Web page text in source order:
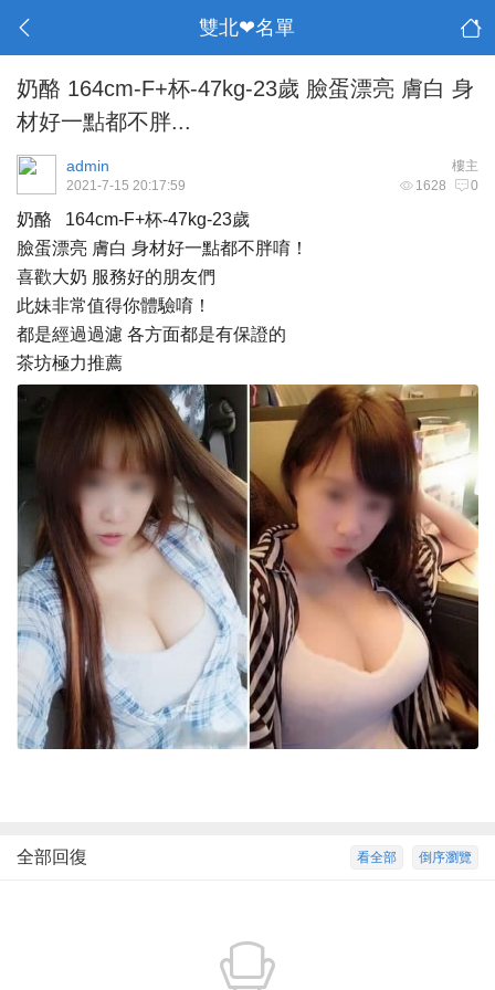
雙北❤名單
奶酪 164cm-F+杯-47kg-23歲 臉蛋漂亮 膚白 身
材好一點都不胖...
樓主
admin
1628 0
2021-7-15 20:17:59
奶酪 164cm-F+杯-47kg-23歲
臉蛋漂亮 膚白 身材好一點都不胖唷！
喜歡大奶 服務好的朋友們
此妹非常值得你體驗唷！
都是經過過濾 各方面都是有保證的
茶坊極力推薦
倒序瀏覽
看全部
全部回復